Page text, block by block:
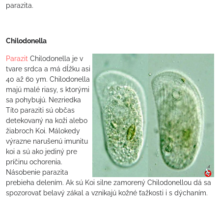
parazita.
Chilodonella
Parazit Chilodonella je v
tvare srdca a má dĺžku asi
40 až 60 ym. Chilodonella
majú malé riasy, s ktorými
sa pohybujú. Nezriedka
Títo paraziti sú občas
detekovaný na koži alebo
žiabroch Koi. Málokedy
výrazne narušenú imunitu
koi a sú ako jediný pre
príčinu ochorenia.
Násobenie parazita
prebieha delením. Ak sú Koi silne zamorený Chilodonellou dá sa
spozorovať belavý zákal a vznikajú kožné ťažkosti i s dýchaním.